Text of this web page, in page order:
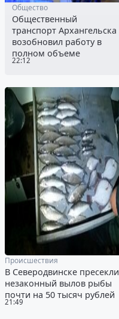
22:12
Общество
Общественный
транспорт Архангельска
возобновил работу в
полном объеме
21:49
Происшествия
В Северодвинске пресекли
незаконный вылов рыбы
почти на 50 тысяч рублей